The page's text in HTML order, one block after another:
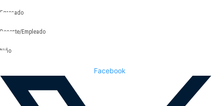
Egresado
Docente/Empleado
Niño
Facebook